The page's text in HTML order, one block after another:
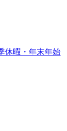
休暇・年末年始